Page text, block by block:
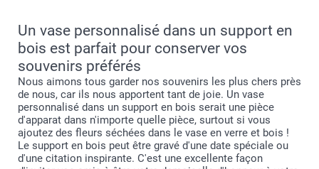
Un vase personnalisé dans un support en
bois est parfait pour conserver vos
souvenirs préférés
Nous aimons tous garder nos souvenirs les plus chers près
de nous, car ils nous apportent tant de joie. Un vase
personnalisé dans un support en bois serait une pièce
d'apparat dans n'importe quelle pièce, surtout si vous
ajoutez des fleurs séchées dans le vase en verre et bois !
Le support en bois peut être gravé d'une date spéciale ou
d'une citation inspirante. C'est une excellente façon